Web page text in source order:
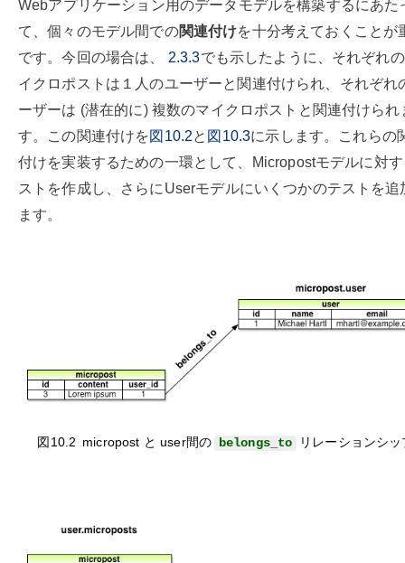
Webアプリケーション用のデータモデルを構築するにあた
て、個々のモデル間での関連付けを十分考えておくことが
です。今回の場合は、 2.3.3でも示したように、それぞれ
イクロポストは１人のユーザーと関連付けられ、それぞれ
ーザーは (潜在的に) 複数のマイクロポストと関連付けられ
す。この関連付けを図10.2と 図10.3に示します。これらの
付けを実装するための一環として、Micropostモデルに対
ストを作成し、さらにUserモデルにいくつかのテストを追
ます。
図10.2 micropost と user間の belongs_to リレーションシッ